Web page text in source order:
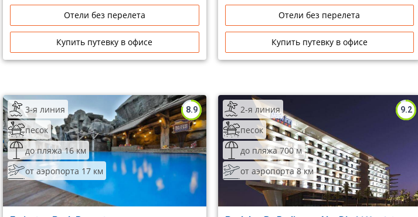
Отели без перелета
Купить путевку в офисе
депозит.
Отели без перелета
Купить путевку в офисе
8.9
3-я линия
песок
до пляжа 16 км
от аэропорта 17 км
9.2
2-я линия
песок
до пляжа 700 м
от аэропорта 8 км